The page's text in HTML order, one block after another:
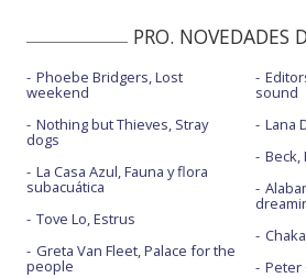
Mal acostumbrao - con Maria Becerra
No es normal - con Jay Wheeler
No puede ser - con Eladio Carrión
Voltaje - con Boza - Visualizer
PRO. NOVEDADES
Phoebe Bridgers, Lost
weekend
Nothing but Thieves, Stray
dogs
La Casa Azul, Fauna y flora
subacuática
Tove Lo, Estrus
Greta Van Fleet, Palace for the
people
sound
Lana
Beck,
Peter